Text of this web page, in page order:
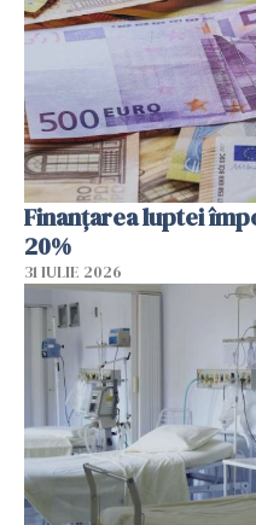
Finanțarea luptei
20%
31 IULIE 2026